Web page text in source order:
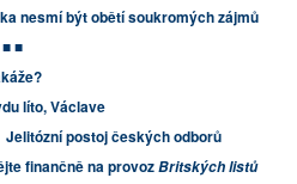
nesmí být obětí soukromých zájmů
■
líto, Václave
Jelitózní postoj českých odborů
finančně na provozBritských listů